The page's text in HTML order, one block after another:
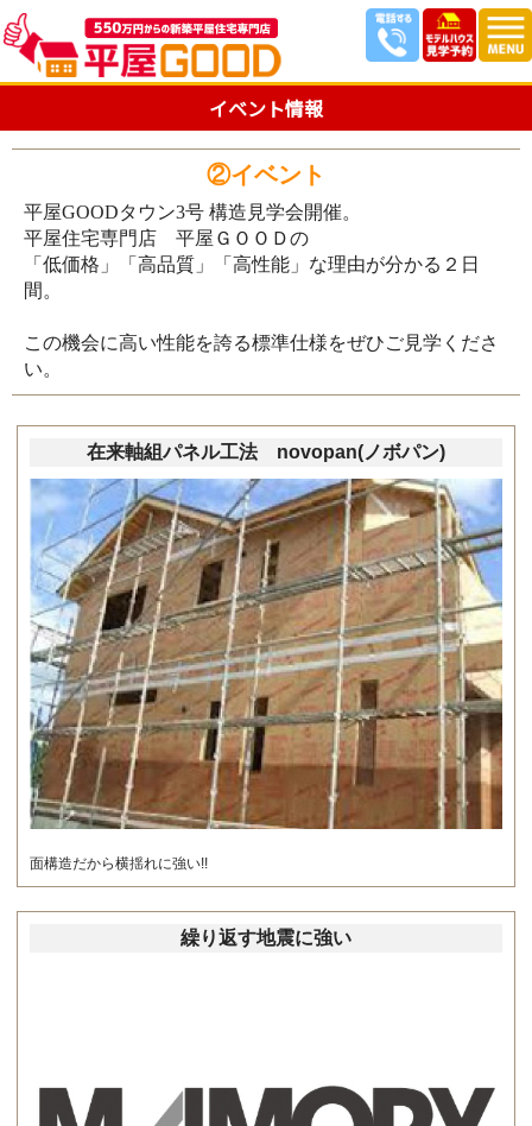
イベント情報
②イベント
平屋GOODタウン3号 構造見学会開催。
平屋住宅専門店 平屋ＧＯＯＤの
「低価格」「高品質」「高性能」な理由が分かる２日
間。
この機会に高い性能を誇る標準仕様をぜひご見学くださ
い。
在来軸組パネル工法 novopan(ノボパン)
面構造だから横揺れに強い!!
繰り返す地震に強い